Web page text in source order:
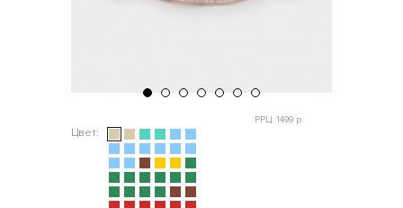
Цвет:
РРЦ: 1499 р.